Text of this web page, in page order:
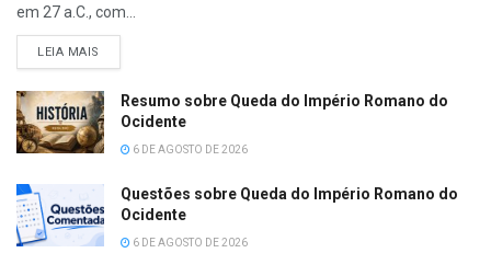
em 27 a.C., com...
LEIA MAIS
Resumo sobre Queda do Império Romano do
Ocidente
6 DE AGOSTO DE 2026
Questões sobre Queda do Império Romano do
Ocidente
6 DE AGOSTO DE 2026